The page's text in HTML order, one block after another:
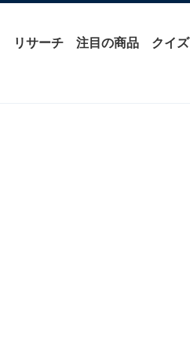
リサーチ 注目の商品 クイズ